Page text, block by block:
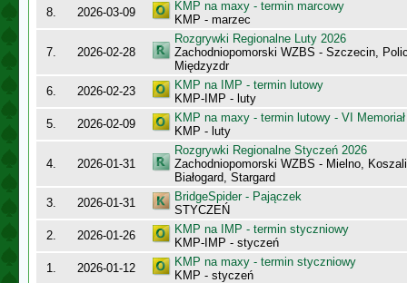
8.
2026-03-09
KMP na maxy - termin marcowy
KMP - marzec
7. 2026-02-28
Rozgrywki Regionalne Luty 2026
Zachodniopomorski WZBS - Szczecin,
Międzyzdr
6.
2026-02-23
KMP na IMP - termin lutowy
KMP-IMP - luty
5.
2026-02-09
KMP na maxy - termin lutowy - VI
KMP - luty
4. 2026-01-31
Rozgrywki Regionalne Styczeń 2026
Zachodniopomorski WZBS - Mielno,
Białogard, Stargard
3.
2026-01-31
BridgeSpider - Pajączek
STYCZEŃ
2.
2026-01-26
KMP na IMP - termin styczniowy
KMP-IMP - styczeń
1.
2026-01-12
KMP na maxy - termin styczniowy
KMP - styczeń